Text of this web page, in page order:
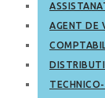
AGENT DE